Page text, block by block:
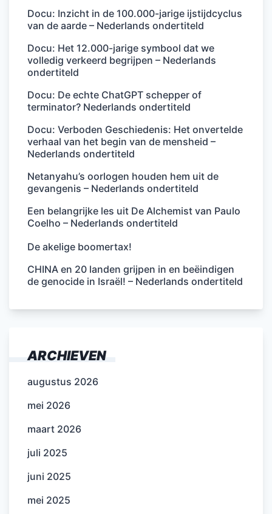
Docu: Inzicht in de 100.000-jarige ijstijdcyclus
van de aarde – Nederlands ondertiteld
Docu: Het 12.000-jarige symbool dat we
volledig verkeerd begrijpen – Nederlands
ondertiteld
Docu: De echte ChatGPT schepper of
terminator? Nederlands ondertiteld
Docu: Verboden Geschiedenis: Het onvertelde
verhaal van het begin van de mensheid –
Nederlands ondertiteld
Netanyahu’s oorlogen houden hem uit de
gevangenis – Nederlands ondertiteld
Een belangrijke les uit De Alchemist van Paulo
Coelho – Nederlands ondertiteld
De akelige boomertax!
CHINA en 20 landen grijpen in en beëindigen
de genocide in Israël! – Nederlands ondertiteld
ARCHIEVEN
augustus 2026
mei 2026
maart 2026
juli 2025
juni 2025
mei 2025